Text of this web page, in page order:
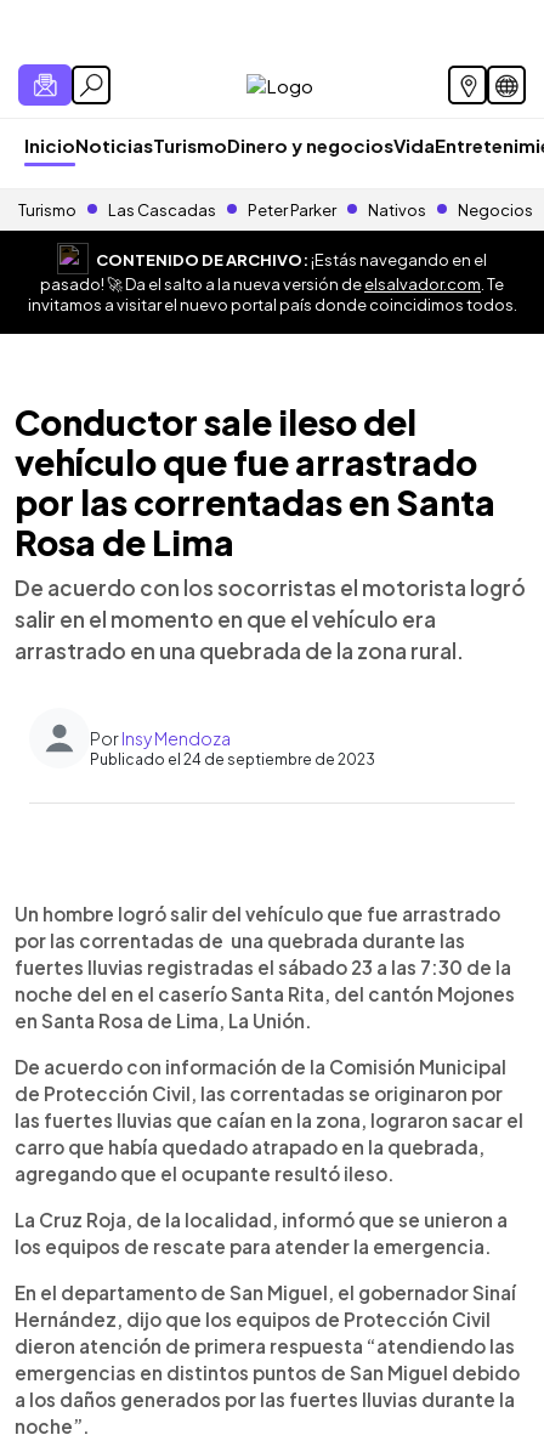
InicioNoticiasTurismoDinero y negociosVida
Turismo Las Cascadas Peter Parker Nativos Negocios
CONTENIDO DE ARCHIVO:¡Estás navegando en el
pasado! 🚀 Da el salto a la nueva versión deelsalvador.com . Te
invitamos a visitar el nuevo portal país donde coincidimos todos.
Conductor sale ileso del
vehículo que fue arrastrado
por las correntadas en Santa
Rosa de Lima
De acuerdo con los socorristas el motorista logró
salir en el momento en que el vehículo era
arrastrado en una quebrada de la zona rural.
PorInsy Mendoza
Publicado el 24 de septiembre de 2023
► Escuchar artículo
Un hombre logró salir del vehículo que fue arrastrado
por las correntadas de una quebrada durante las
fuertes lluvias registradas el sábado 23 a las 7:30 de la
noche del en el caserío Santa Rita, del cantón Mojones
en Santa Rosa de Lima, La Unión.
De acuerdo con información de la Comisión Municipal
de Protección Civil, las correntadas se originaron por
las fuertes lluvias que caían en la zona, lograron sacar el
carro que había quedado atrapado en la quebrada,
agregando que el ocupante resultó ileso.
La Cruz Roja, de la localidad, informó que se unieron a
los equipos de rescate para atender la emergencia.
En el departamento de San Miguel, el gobernador Sinaí
Hernández, dijo que los equipos de Protección Civil
dieron atención de primera respuesta “atendiendo las
emergencias en distintos puntos de San Miguel debido
a los daños generados por las fuertes lluvias durante la
noche”.